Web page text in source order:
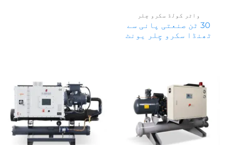
واٹر کولڈ سکرو چلر
30 ٹن صنعتی پانی سے
ٹھنڈا سکرو چِلر یونٹ